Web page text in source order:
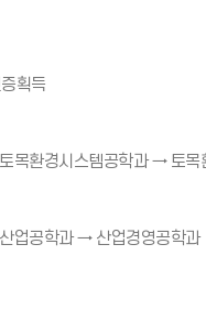
획득
목환경시스템공학과 → 토목
업공학과 → 산업경영공학과